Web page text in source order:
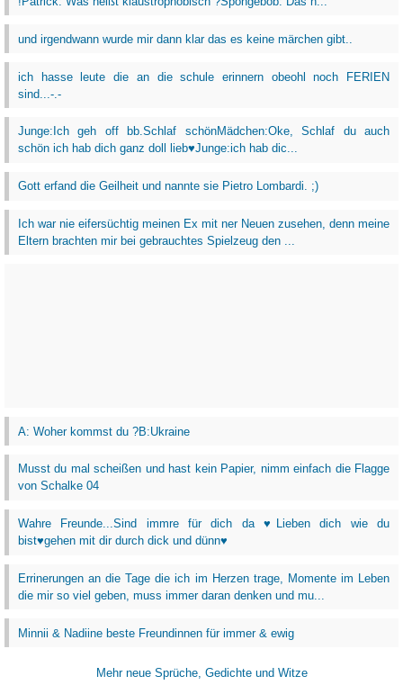
und irgendwann wurde mir dann klar das es keine märchen gibt..
ich hasse leute die an die schule erinnern obeohl noch FERIEN
sind...-.-
Junge:Ich geh off bb.Schlaf schönMädchen:Oke, Schlaf du auch
schön ich hab dich ganz doll lieb♥Junge:ich hab dic...
Gott erfand die Geilheit und nannte sie Pietro Lombardi. ;)
Ich war nie eifersüchtig meinen Ex mit ner Neuen zusehen, denn meine
Eltern brachten mir bei gebrauchtes Spielzeug den ...
A: Woher kommst du ?B:Ukraine
Musst du mal scheißen und hast kein Papier, nimm einfach die Flagge
von Schalke 04
Wahre Freunde...Sind immre für dich da ♥Lieben dich wie du
bist♥gehen mit dir durch dick und dünn♥
Errinerungen an die Tage die ich im Herzen trage, Momente im Leben
die mir so viel geben, muss immer daran denken und mu...
Minnii & Nadiine beste Freundinnen für immer & ewig
Mehr neue Sprüche, Gedichte und Witze